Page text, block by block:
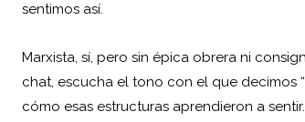
sentimos así.
Marxista, sí, pero sin épica obrera ni
chat, escucha el tono con el que decimos
cómo esas estructuras aprendieron a